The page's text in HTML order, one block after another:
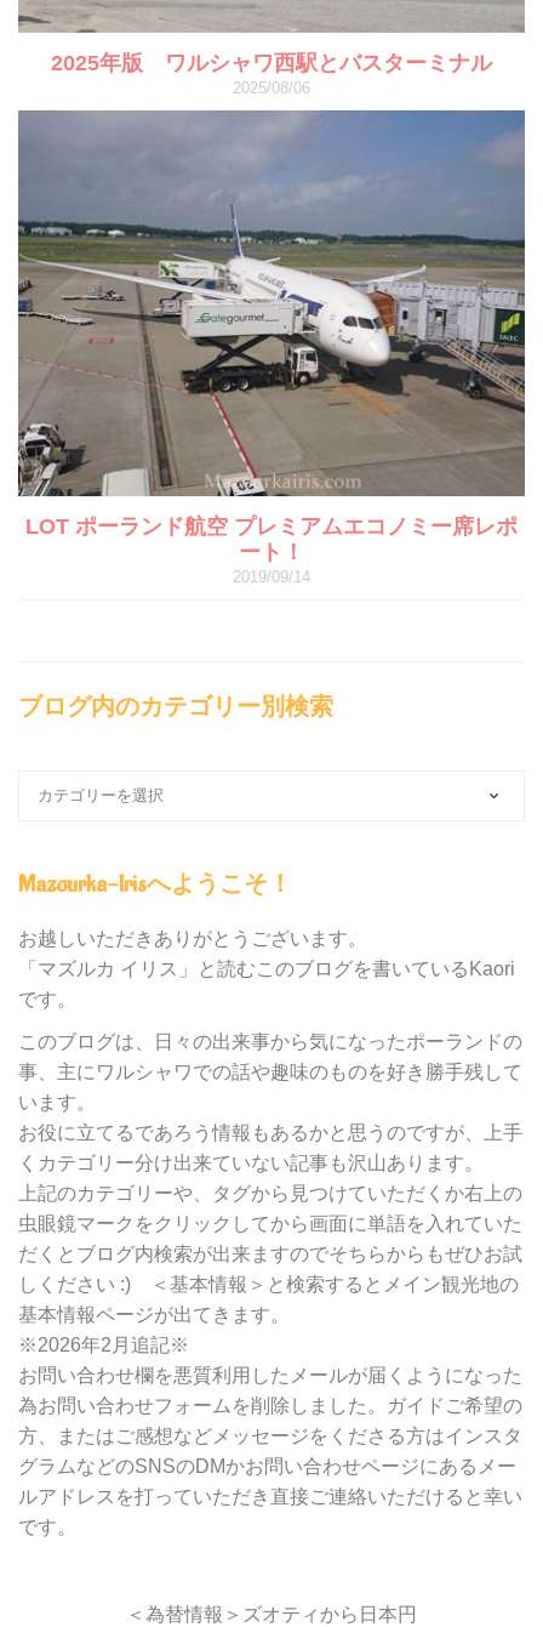
2025年版 ワルシャワ西駅とバスターミナル
2025/08/06
LOT ポーランド航空 プレミアムエコノミー席レポ
ート！
2019/09/14
ブログ内のカテゴリー別検索
の
テ
ゴ
ー
別
検
索
Mazourka-Irisへようこそ！
お越しいただきありがとうございます。
「マズルカ イリス」と読むこのブログを書いているKaori
です。
このブログは、日々の出来事から気になったポーランドの
事、主にワルシャワでの話や趣味のものを好き勝手残して
います。
お役に立てるであろう情報もあるかと思うのですが、上手
くカテゴリー分け出来ていない記事も沢山あります。
上記のカテゴリーや、タグから見つけていただくか右上の
虫眼鏡マークをクリックしてから画面に単語を入れていた
だくとブログ内検索が出来ますのでそちらからもぜひお試
しください :) ＜基本情報＞と検索するとメイン観光地の
基本情報ページが出てきます。
※2026年2月追記※
お問い合わせ欄を悪質利用したメールが届くようになった
為お問い合わせフォームを削除しました。ガイドご希望の
方、またはご感想などメッセージをくださる方はインスタ
グラムなどのSNSのDMかお問い合わせページにあるメー
ルアドレスを打っていただき直接ご連絡いただけると幸い
です。
＜為替情報＞ズオティから日本円